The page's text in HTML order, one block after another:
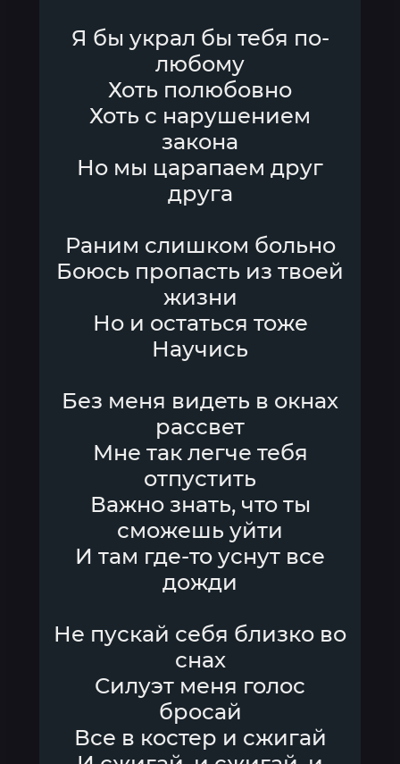
Я бы украл бы тебя по-
любому
Хоть полюбовно
Хоть с нарушением
закона
Но мы царапаем друг
друга
Раним слишком больно
Боюсь пропасть из твоей
жизни
Но и остаться тоже
Научись
Без меня видеть в окнах
рассвет
Мне так легче тебя
отпустить
Важно знать, что ты
сможешь уйти
И там где-то уснут все
дожди
Не пускай себя близко во
снах
Силуэт меня голос
бросай
Все в костер и сжигай